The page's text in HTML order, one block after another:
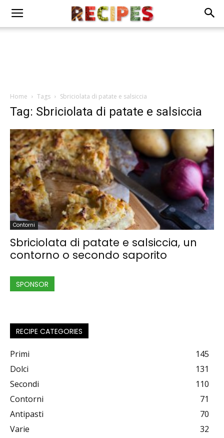
Home Tags Sbriciolata di patate e salsiccia
Tag: Sbriciolata di patate e salsiccia
Contorni
Sbriciolata di patate e salsiccia, un
contorno o secondo saporito
SPONSOR
RECIPE CATEGORIES
Primi
145
Dolci
131
Secondi
110
Contorni
71
Antipasti
70
Varie
32